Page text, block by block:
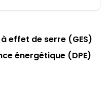
effet de serre (GES)
énergétique (DPE)